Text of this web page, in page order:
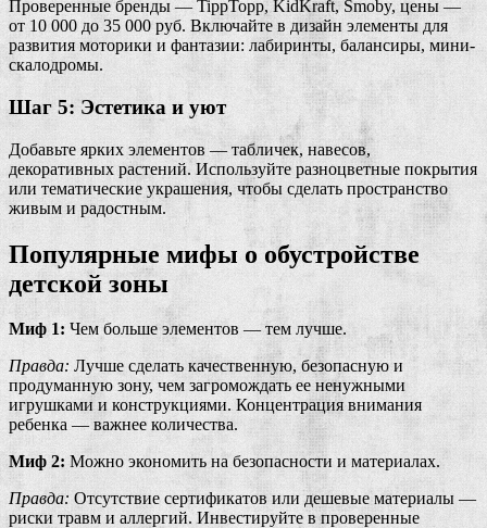
Проверенные бренды — TippTopp, KidKraft, Smoby, цены —
от 10 000 до 35 000 руб. Включайте в дизайн элементы для
развития моторики и фантазии: лабиринты, балансиры, мини-
скалодромы.
Шаг 5: Эстетика и уют
Добавьте ярких элементов — табличек, навесов,
декоративных растений. Используйте разноцветные покрытия
или тематические украшения, чтобы сделать пространство
живым и радостным.
Популярные мифы о обустройстве
детской зоны
Миф 1: Чем больше элементов — тем лучше.
Правда: Лучше сделать качественную, безопасную и
продуманную зону, чем загромождать ее ненужными
игрушками и конструкциями. Концентрация внимания
ребенка — важнее количества.
Миф 2: Можно экономить на безопасности и материалах.
Правда: Отсутствие сертификатов или дешевые материалы —
риски травм и аллергий. Инвестируйте в проверенные